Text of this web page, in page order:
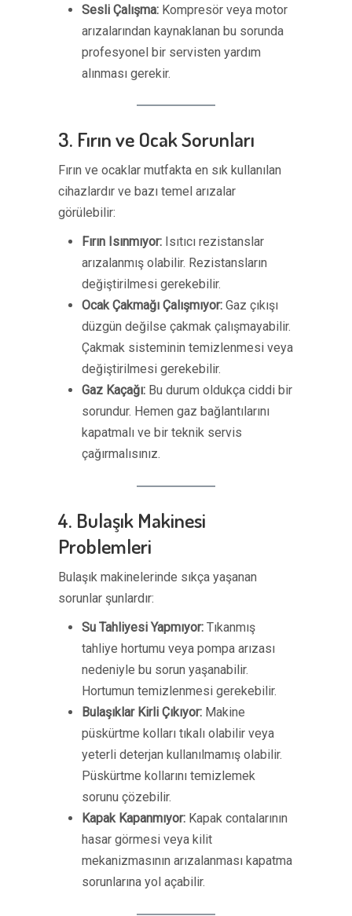
Sesli Çalışma: Kompresör veya motor
arızalarından kaynaklanan bu sorunda
profesyonel bir servisten yardım
alınması gerekir.
3. Fırın ve Ocak Sorunları
Fırın ve ocaklar mutfakta en sık kullanılan
cihazlardır ve bazı temel arızalar
görülebilir:
Fırın Isınmıyor: Isıtıcı rezistanslar
arızalanmış olabilir. Rezistansların
değiştirilmesi gerekebilir.
Ocak Çakmağı Çalışmıyor: Gaz çıkışı
düzgün değilse çakmak çalışmayabilir.
Çakmak sisteminin temizlenmesi veya
değiştirilmesi gerekebilir.
Gaz Kaçağı: Bu durum oldukça ciddi bir
sorundur. Hemen gaz bağlantılarını
kapatmalı ve bir teknik servis
çağırmalısınız.
4. Bulaşık Makinesi
Problemleri
Bulaşık makinelerinde sıkça yaşanan
sorunlar şunlardır:
Su Tahliyesi Yapmıyor: Tıkanmış
tahliye hortumu veya pompa arızası
nedeniyle bu sorun yaşanabilir.
Hortumun temizlenmesi gerekebilir.
Bulaşıklar Kirli Çıkıyor: Makine
püskürtme kolları tıkalı olabilir veya
yeterli deterjan kullanılmamış olabilir.
Püskürtme kollarını temizlemek
sorunu çözebilir.
Kapak Kapanmıyor: Kapak contalarının
hasar görmesi veya kilit
mekanizmasının arızalanması kapatma
sorunlarına yol açabilir.